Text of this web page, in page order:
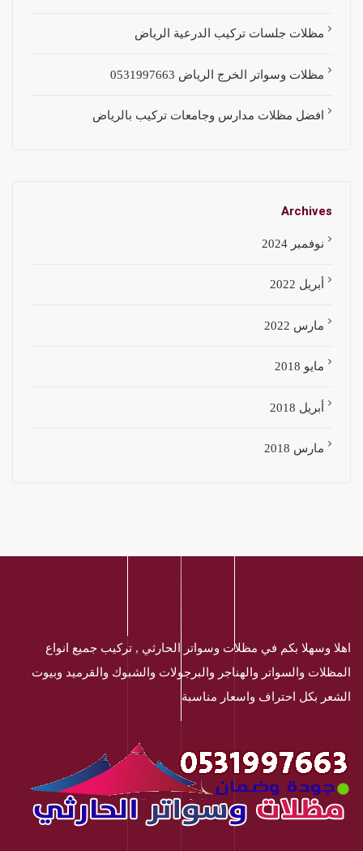
مظلات جلسات تركيب الدرعية الرياض
مظلات وسواتر الخرج الرياض 0531997663
افضل مظلات مدارس وجامعات تركيب بالرياض
Archives
نوفمبر 2024
أبريل 2022
مارس 2022
مايو 2018
أبريل 2018
مارس 2018
اهلا وسهلا بكم في مظلات وسواتر الحارثي , تركيب جميع انواع
المظلات والسواتر والهناجر والبرجولات والشبوك والقرميد وبيوت
الشعر بكل احتراف واسعار مناسبة